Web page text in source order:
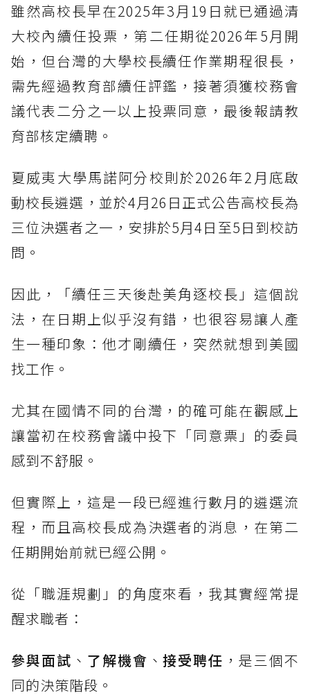
雖然高校長早在2025年3月19日就已通過清
大校內續任投票，第二任期從2026年5月開
始，但台灣的大學校長續任作業期程很長，
需先經過教育部續任評鑑，接著須獲校務會
議代表二分之一以上投票同意，最後報請教
育部核定續聘。
夏威夷大學馬諾阿分校則於2026年2月底啟
動校長遴選，並於4月26日正式公告高校長為
三位決選者之一，安排於5月4日至5日到校訪
問。
因此，「續任三天後赴美角逐校長」這個說
法，在日期上似乎沒有錯，也很容易讓人產
生一種印象：他才剛續任，突然就想到美國
找工作。
尤其在國情不同的台灣，的確可能在觀感上
讓當初在校務會議中投下「同意票」的委員
感到不舒服。
但實際上，這是一段已經進行數月的遴選流
程，而且高校長成為決選者的消息，在第二
任期開始前就已經公開。
從「職涯規劃」的角度來看，我其實經常提
醒求職者：
參與面試 、 了解機會 、接受聘任 ，是三個不
同的決策階段。